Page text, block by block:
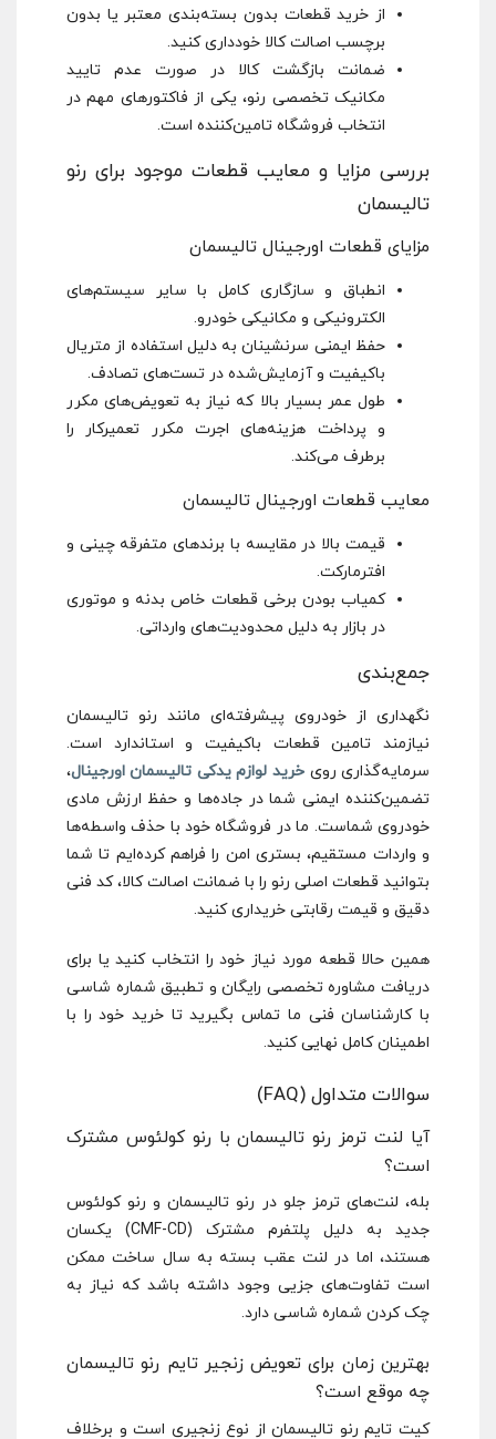
از خرید قطعات بدون بسته‌بندی معتبر یا بدون
برچسب اصالت کالا خودداری کنید.
ضمانت بازگشت کالا در صورت عدم تایید
مکانیک تخصصی رنو، یکی از فاکتورهای مهم در
انتخاب فروشگاه تامین‌کننده است.
بررسی مزایا و معایب قطعات موجود برای رنو
تالیسمان
مزایای قطعات اورجینال تالیسمان
انطباق و سازگاری کامل با سایر سیستم‌های
الکترونیکی و مکانیکی خودرو.
حفظ ایمنی سرنشینان به دلیل استفاده از متریال
باکیفیت و آزمایش‌شده در تست‌های تصادف.
طول عمر بسیار بالا که نیاز به تعویض‌های مکرر
و پرداخت هزینه‌های اجرت مکرر تعمیرکار را
برطرف می‌کند.
معایب قطعات اورجینال تالیسمان
قیمت بالا در مقایسه با برندهای متفرقه چینی و
افترمارکت.
کمیاب بودن برخی قطعات خاص بدنه و موتوری
در بازار به دلیل محدودیت‌های وارداتی.
جمع‌بندی
نگهداری از خودروی پیشرفته‌ای مانند رنو تالیسمان
نیازمند تامین قطعات باکیفیت و استاندارد است.
سرمایه‌گذاری روی خرید لوازم یدکی تالیسمان اورجینال،
تضمین‌کننده ایمنی شما در جاده‌ها و حفظ ارزش مادی
خودروی شماست. ما در فروشگاه خود با حذف واسطه‌ها
و واردات مستقیم، بستری امن را فراهم کرده‌ایم تا شما
بتوانید قطعات اصلی رنو را با ضمانت اصالت کالا، کد فنی
دقیق و قیمت رقابتی خریداری کنید.
همین حالا قطعه مورد نیاز خود را انتخاب کنید یا برای
دریافت مشاوره تخصصی رایگان و تطبیق شماره شاسی
با کارشناسان فنی ما تماس بگیرید تا خرید خود را با
اطمینان کامل نهایی کنید.
سوالات متداول (FAQ)
آیا لنت ترمز رنو تالیسمان با رنو کولئوس مشترک
است؟
بله، لنت‌های ترمز جلو در رنو تالیسمان و رنو کولئوس
جدید به دلیل پلتفرم مشترک (CMF-CD) یکسان
هستند، اما در لنت عقب بسته به سال ساخت ممکن
است تفاوت‌های جزیی وجود داشته باشد که نیاز به
چک کردن شماره شاسی دارد.
بهترین زمان برای تعویض زنجیر تایم رنو تالیسمان
چه موقع است؟
کیت تایم رنو تالیسمان از نوع زنجیری است و برخلاف